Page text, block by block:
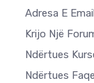
Adresa E
Krijo Një
Ndërtues
Ndërtues